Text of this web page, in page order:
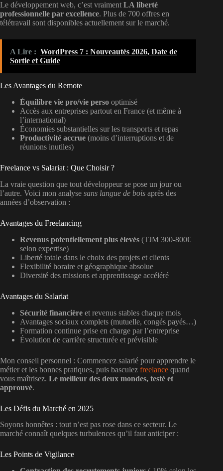
Le développement web, c’est vraimentLA liberté
professionnelle par excellence. Plus de 700 offres en
télétravail sont disponibles actuellement sur le marché.
A Lire : WordPress 7 : Nouveautés 2026, Date de
Sortie et Guide
Les Avantages du Remote
Équilibre vie pro/vie perso optimisé
Accès aux entreprises partout en France (et même à
l’international)
Économies substantielles sur les transports et repas
Productivité accrue (moins d’interruptions et de
réunions inutiles)
Freelance vs Salariat : Que Choisir ?
La vraie question que tout développeur se pose un jour ou
l’autre. Voici mon analyse sans langue de bois après des
années d’observation :
Avantages du Freelancing
Revenus potentiellement plus élevés (TJM 300-800€
selon expertise)
Liberté totale dans le choix des projets et clients
Flexibilité horaire et géographique absolue
Diversité des missions et apprentissage accéléré
Avantages du Salariat
Sécurité financière et revenus stables chaque mois
Avantages sociaux complets (mutuelle, congés payés…)
Formation continue prise en charge par l’entreprise
Évolution de carrière structurée et prévisible
Mon conseil personnel : Commencez salarié pour apprendre le
métier et les bonnes pratiques, puis basculez freelance quand
vous maîtrisez. Le meilleur des deux mondes, testé et
approuvé.
Les Défis du Marché en 2025
Soyons honnêtes : tout n’est pas rose dans ce secteur. Le
marché connaît quelques turbulences qu’il faut anticiper :
Les Points de Vigilance